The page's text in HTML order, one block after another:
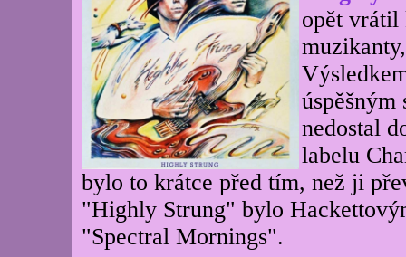
opět vrátil
nedostal
labelu
bylo to krátce před tím, než ji
"Highly Strung" bylo
"Spectral Mornings".